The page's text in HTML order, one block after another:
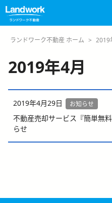
ランドワーク不動産 ホーム > 2019
2019年4月
2019年4月29日 お知らせ
不動産売却サービス『簡単無
らせ